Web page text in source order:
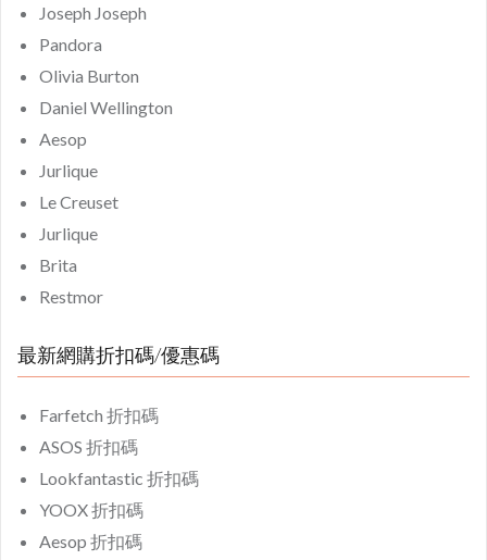
Joseph Joseph
Pandora
Olivia Burton
Daniel Wellington
Aesop
Jurlique
Le Creuset
Jurlique
Brita
Restmor
最新網購折扣碼/優惠碼
Farfetch 折扣碼
ASOS 折扣碼
Lookfantastic 折扣碼
YOOX 折扣碼
Aesop 折扣碼